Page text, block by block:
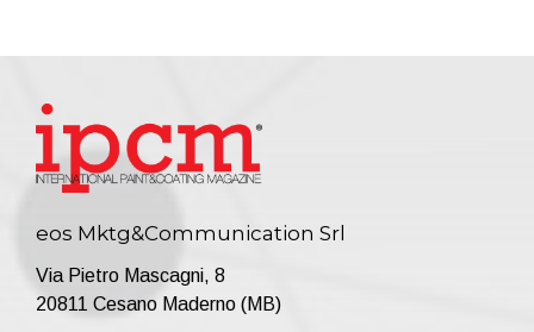
eos Mktg&Communication Srl
Via Pietro Mascagni, 8
20811 Cesano Maderno (MB)